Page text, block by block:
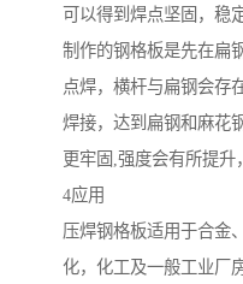
可以得到焊点坚固，稳
制作的钢格板是先在扁
点焊，横杆与扁钢会存
焊接，达到扁钢和麻花
更牢固,强度会有所提升
4应用
压焊钢格板适用于合金
化，化工及一般工业厂